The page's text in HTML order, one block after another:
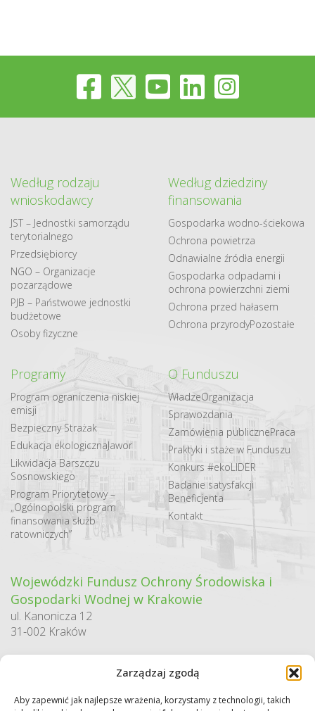
Zarządzaj zgodą
Aby zapewnić jak najlepsze wrażenia, korzystamy z technologii, takich
Według rodzaju
wnioskodawcy
JST – Jednostki samorządu
terytorialnego
Przedsiębiorcy
NGO – Organizacje
pozarządowe
PJB – Państwowe jednostki
budżetowe
Osoby fizyczne
Według dziedziny
finansowania
Gospodarka​ wodno​-ściekowa
Ochrona powietrza
Odnawialne​ źródła​ energii
Gospodarka odpadami i
ochrona powierzchni ziemi
Ochrona przed hałasem
Ochrona przyrodyPozostałe
Programy
Program ograniczenia niskiej
emisji
Bezpieczny Strażak
Edukacja ekologicznaJawor
Likwidacja Barszczu
Sosnowskiego
Program Priorytetowy –
„Ogólnopolski program
finansowania służb
ratowniczych”
O Funduszu
WładzeOrganizacja
Sprawozdania
Zamówienia publicznePraca
Praktyki i staże w Funduszu
Konkurs #ekoLIDER
Badanie satysfakcji
Beneficjenta
Kontakt
Wojewódzki Fundusz Ochrony Środowiska i
Gospodarki Wodnej w Krakowie
ul. Kanonicza 12
31-002 Kraków